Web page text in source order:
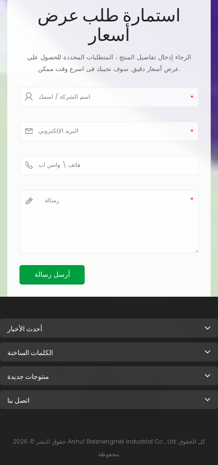
استمارة طلب عرض
أسعار
الرجاء إدخال تفاصيل المنتج ، المتطلبات المحددة للحصول على
عرض أسعار دقيق. سوف نجيبك فى اسرع وقت ممكن.
أرسل رسالة
أحدث الأخبار
الكلمات الساخنة
منتوجات جديدة
اتصل بنا
حقوق النشر © 2026 Anhui Baishengmei Industrial Co., Ltd..كل الحقوق
محفوظة.